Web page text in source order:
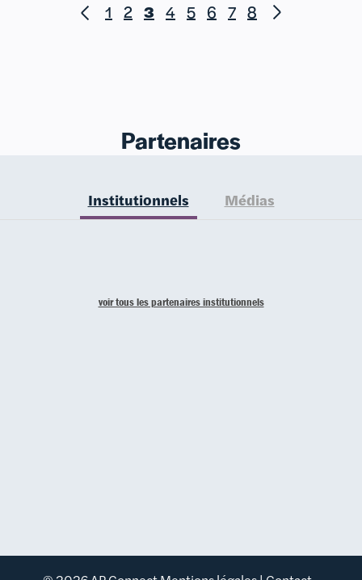
1 2 3 4 5 6 7 8
Partenaires
Institutionnels Médias
voir tous les partenaires institutionnels